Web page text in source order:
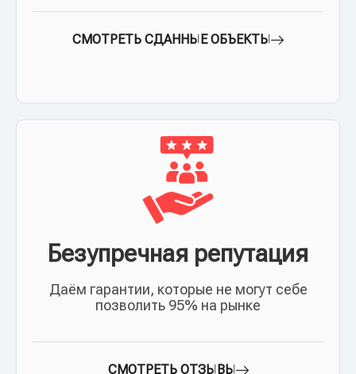
СМОТРЕТЬ СДАННЫЕ ОБЪЕКТЫ
Безупречная репутация
Даём гарантии, которые не могут себе
позволить 95% на рынке
СМОТРЕТЬ ОТЗЫВЫ